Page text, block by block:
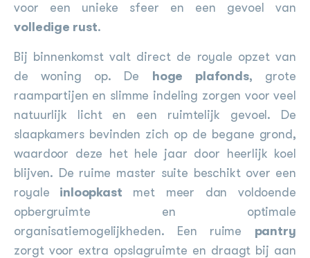
voor een unieke sfeer en een gevoel van
volledige rust.
Bij binnenkomst valt direct de royale opzet van
de woning op. De hoge plafonds, grote
raampartijen en slimme indeling zorgen voor veel
natuurlijk licht en een ruimtelijk gevoel. De
slaapkamers bevinden zich op de begane grond,
waardoor deze het hele jaar door heerlijk koel
blijven. De ruime master suite beschikt over een
royale inloopkast met meer dan voldoende
opbergruimte en optimale
organisatiemogelijkheden. Een ruime pantry
zorgt voor extra opslagruimte en draagt bij aan